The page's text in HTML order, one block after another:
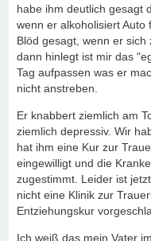
habe ihm deutlich gesagt
wenn er alkoholisiert Auto
Blöd gesagt, wenn er
dann hinlegt ist mir das
Tag aufpassen was er
nicht anstreben.
Er knabbert ziemlich am
ziemlich depressiv. Wir
hat ihm eine Kur zur
eingewilligt und die
zugestimmt. Leider ist
nicht eine Klinik zur
Entziehungskur
Ich weiß das mein Vater